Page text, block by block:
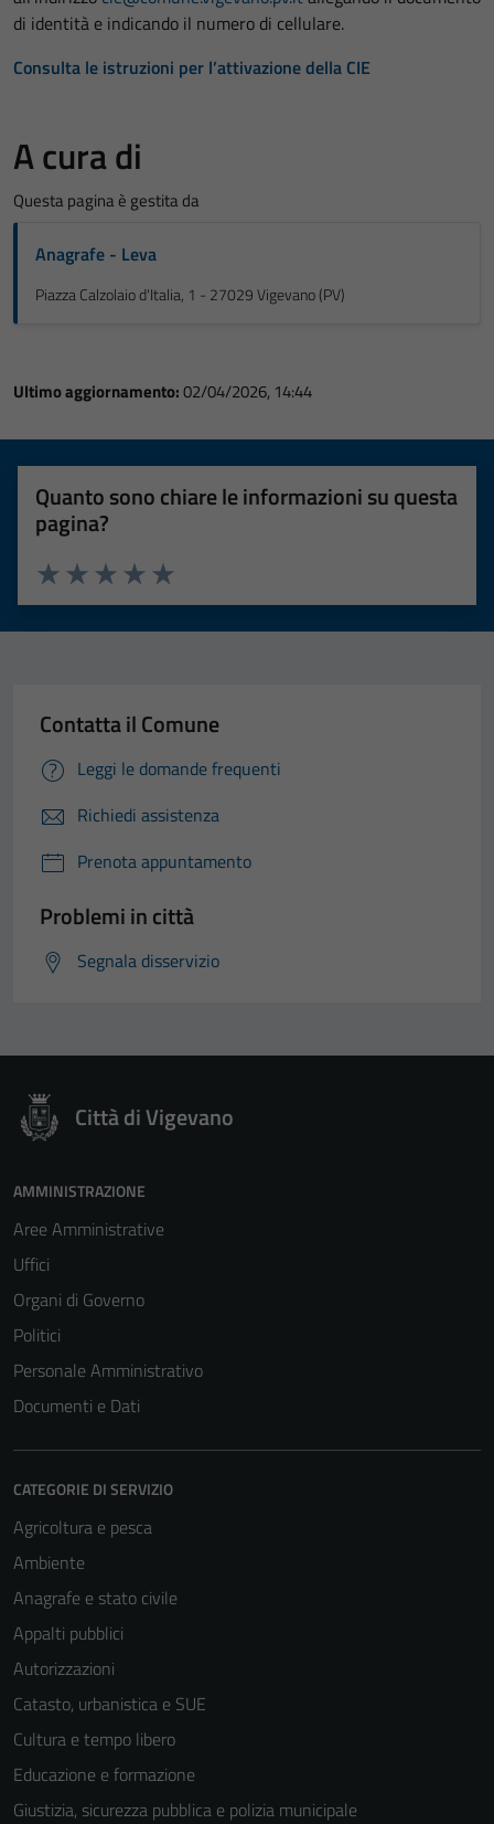
di identità e indicando il numero di cellulare.
Consulta le istruzioni per l’attivazione della CIE
A cura di
Questa pagina è gestita da
Anagrafe - Leva
Piazza Calzolaio d'Italia, 1 - 27029 Vigevano (PV)
Ultimo aggiornamento:02/04/2026, 14:44
Quanto sono chiare le informazioni su questa
pagina?
Valuta 5 stelle su 5
Valuta 4 stelle su 5
Valuta 3 stelle su 5
Valuta 2 stelle su 5
Valuta 1 stelle su 5
Contatta il Comune
Leggi le domande frequenti
Richiedi assistenza
Prenota appuntamento
Problemi in città
Segnala disservizio
Città di Vigevano
AMMINISTRAZIONE
Aree Amministrative
Uffici
Organi di Governo
Politici
Personale Amministrativo
Documenti e Dati
CATEGORIE DI SERVIZIO
Agricoltura e pesca
Ambiente
Anagrafe e stato civile
Appalti pubblici
Autorizzazioni
Catasto, urbanistica e SUE
Cultura e tempo libero
Educazione e formazione
Giustizia, sicurezza pubblica e polizia municipale